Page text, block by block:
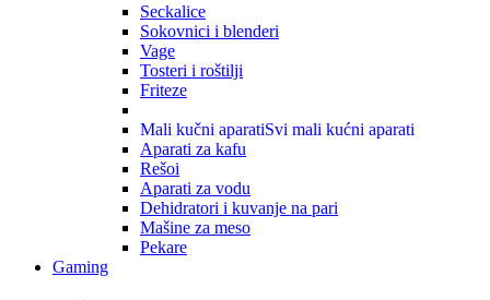
Seckalice
Sokovnici i blenderi
Vage
Tosteri i roštilji
Friteze
Mali kučni aparatiSvi mali kućni aparati
Aparati za kafu
Rešoi
Aparati za vodu
Dehidratori i kuvanje na pari
Mašine za meso
Pekare
Gaming